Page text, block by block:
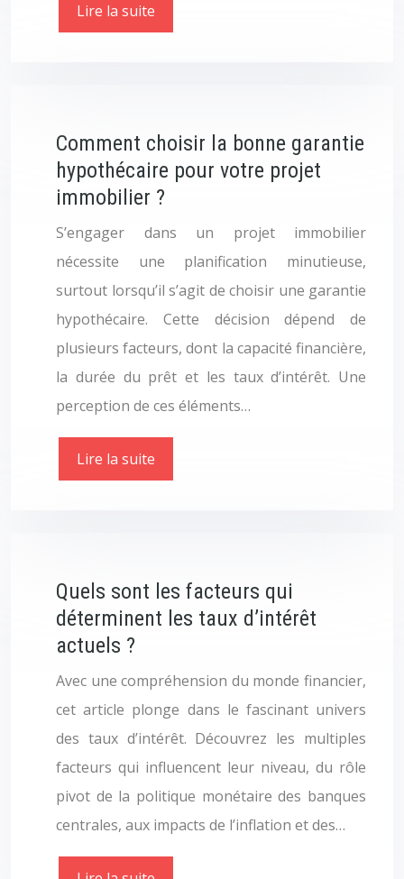
Lire la suite
Comment choisir la bonne garantie
hypothécaire pour votre projet
immobilier ?
S’engager dans un projet immobilier
nécessite une planification minutieuse,
surtout lorsqu’il s’agit de choisir une garantie
hypothécaire. Cette décision dépend de
plusieurs facteurs, dont la capacité financière,
la durée du prêt et les taux d’intérêt. Une
perception de ces éléments…
Lire la suite
Quels sont les facteurs qui
déterminent les taux d’intérêt
actuels ?
Avec une compréhension du monde financier,
cet article plonge dans le fascinant univers
des taux d’intérêt. Découvrez les multiples
facteurs qui influencent leur niveau, du rôle
pivot de la politique monétaire des banques
centrales, aux impacts de l’inflation et des…